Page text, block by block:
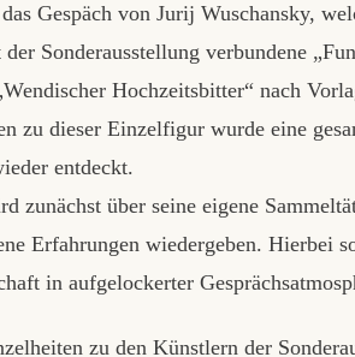
Gespäch von Jurij Wuschansky,
der Sonderausstellung verbundene
Hochzeitsbitter“ nach
zu dieser Einzelfigur wurde eine
entdeckt.
zunächst über seine eigene
Erfahrungen wiedergeben. Hierbei
in aufgelockerter
zu den Künstlern der